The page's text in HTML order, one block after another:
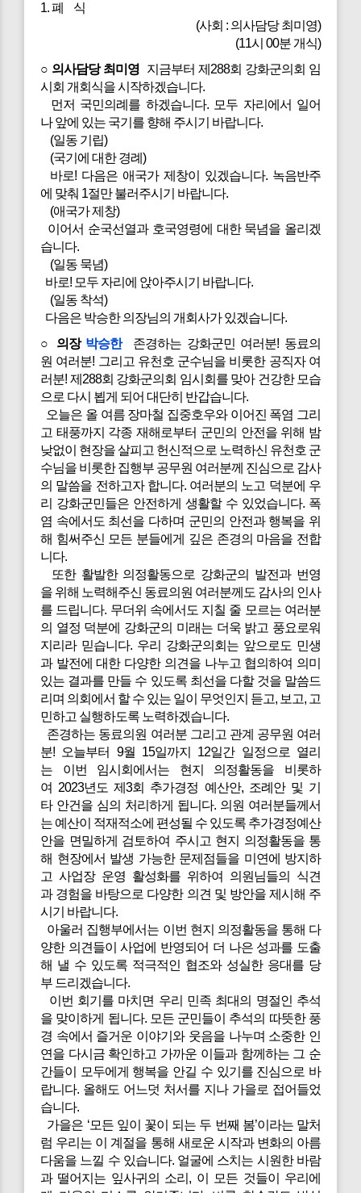
1. 폐 식
(사회 : 의사담당 최미영)
(11시 00분 개식)
○ 의사담당 최미영 지금부터 제288회 강화군의회 임
시회 개회식을 시작하겠습니다.
먼저 국민의례를 하겠습니다. 모두 자리에서 일어
나 앞에 있는 국기를 향해 주시기 바랍니다.
(일동 기립)
(국기에 대한 경례)
바로! 다음은 애국가 제창이 있겠습니다. 녹음반주
에 맞춰 1절만 불러주시기 바랍니다.
(애국가 제창)
이어서 순국선열과 호국영령에 대한 묵념을 올리겠
습니다.
(일동 묵념)
바로! 모두 자리에 앉아주시기 바랍니다.
(일동 착석)
다음은 박승한 의장님의 개회사가 있겠습니다.
○ 의장 박승한존경하는 강화군민 여러분! 동료의
원 여러분! 그리고 유천호 군수님을 비롯한 공직자 여
러분! 제288회 강화군의회 임시회를 맞아 건강한 모습
으로 다시 뵙게 되어 대단히 반갑습니다.
오늘은 올 여름 장마철 집중호우와 이어진 폭염 그리
고 태풍까지 각종 재해로부터 군민의 안전을 위해 밤
낮없이 현장을 살피고 헌신적으로 노력하신 유천호 군
수님을 비롯한 집행부 공무원 여러분께 진심으로 감사
의 말씀을 전하고자 합니다. 여러분의 노고 덕분에 우
리 강화군민들은 안전하게 생활할 수 있었습니다. 폭
염 속에서도 최선을 다하며 군민의 안전과 행복을 위
해 힘써주신 모든 분들에게 깊은 존경의 마음을 전합
니다.
또한 활발한 의정활동으로 강화군의 발전과 번영
을 위해 노력해주신 동료의원 여러분께도 감사의 인사
를 드립니다. 무더위 속에서도 지칠 줄 모르는 여러분
의 열정 덕분에 강화군의 미래는 더욱 밝고 풍요로워
지리라 믿습니다. 우리 강화군의회는 앞으로도 민생
과 발전에 대한 다양한 의견을 나누고 협의하여 의미
있는 결과를 만들 수 있도록 최선을 다할 것을 말씀드
리며 의회에서 할 수 있는 일이 무엇인지 듣고, 보고, 고
민하고 실행하도록 노력하겠습니다.
존경하는 동료의원 여러분 그리고 관계 공무원 여러
분! 오늘부터 9월 15일까지 12일간 일정으로 열리
는 이번 임시회에서는 현지 의정활동을 비롯하
여 2023년도 제3회 추가경정 예산안, 조례안 및 기
타 안건을 심의 처리하게 됩니다. 의원 여러분들께서
는 예산이 적재적소에 편성될 수 있도록 추가경정예산
안을 면밀하게 검토하여 주시고 현지 의정활동을 통
해 현장에서 발생 가능한 문제점들을 미연에 방지하
고 사업장 운영 활성화를 위하여 의원님들의 식견
과 경험을 바탕으로 다양한 의견 및 방안을 제시해 주
시기 바랍니다.
아울러 집행부에서는 이번 현지 의정활동을 통해 다
양한 의견들이 사업에 반영되어 더 나은 성과를 도출
해 낼 수 있도록 적극적인 협조와 성실한 응대를 당
부 드리겠습니다.
이번 회기를 마치면 우리 민족 최대의 명절인 추석
을 맞이하게 됩니다. 모든 군민들이 추석의 따뜻한 풍
경 속에서 즐거운 이야기와 웃음을 나누며 소중한 인
연을 다시금 확인하고 가까운 이들과 함께하는 그 순
간들이 모두에게 행복을 안길 수 있기를 진심으로 바
랍니다. 올해도 어느덧 처서를 지나 가을로 접어들었
습니다.
가을은 ‘모든 잎이 꽃이 되는 두 번째 봄’이라는 말처
럼 우리는 이 계절을 통해 새로운 시작과 변화의 아름
다움을 느낄 수 있습니다. 얼굴에 스치는 시원한 바람
과 떨어지는 잎사귀의 소리, 이 모든 것들이 우리에